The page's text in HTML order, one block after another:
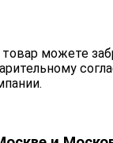
можете